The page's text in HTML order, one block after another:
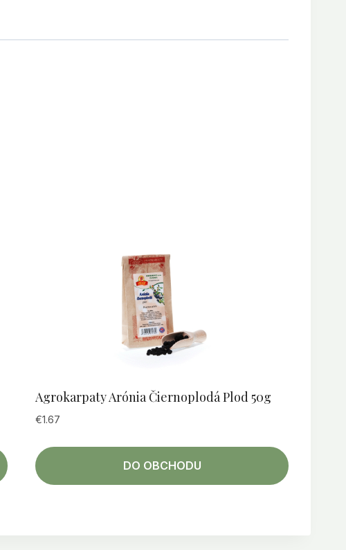
Agrokarpaty Arónia Čiernoplodá Plod 50g
€1.67
DO OBCHODU